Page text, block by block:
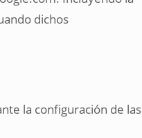
dichos
la configuración de las